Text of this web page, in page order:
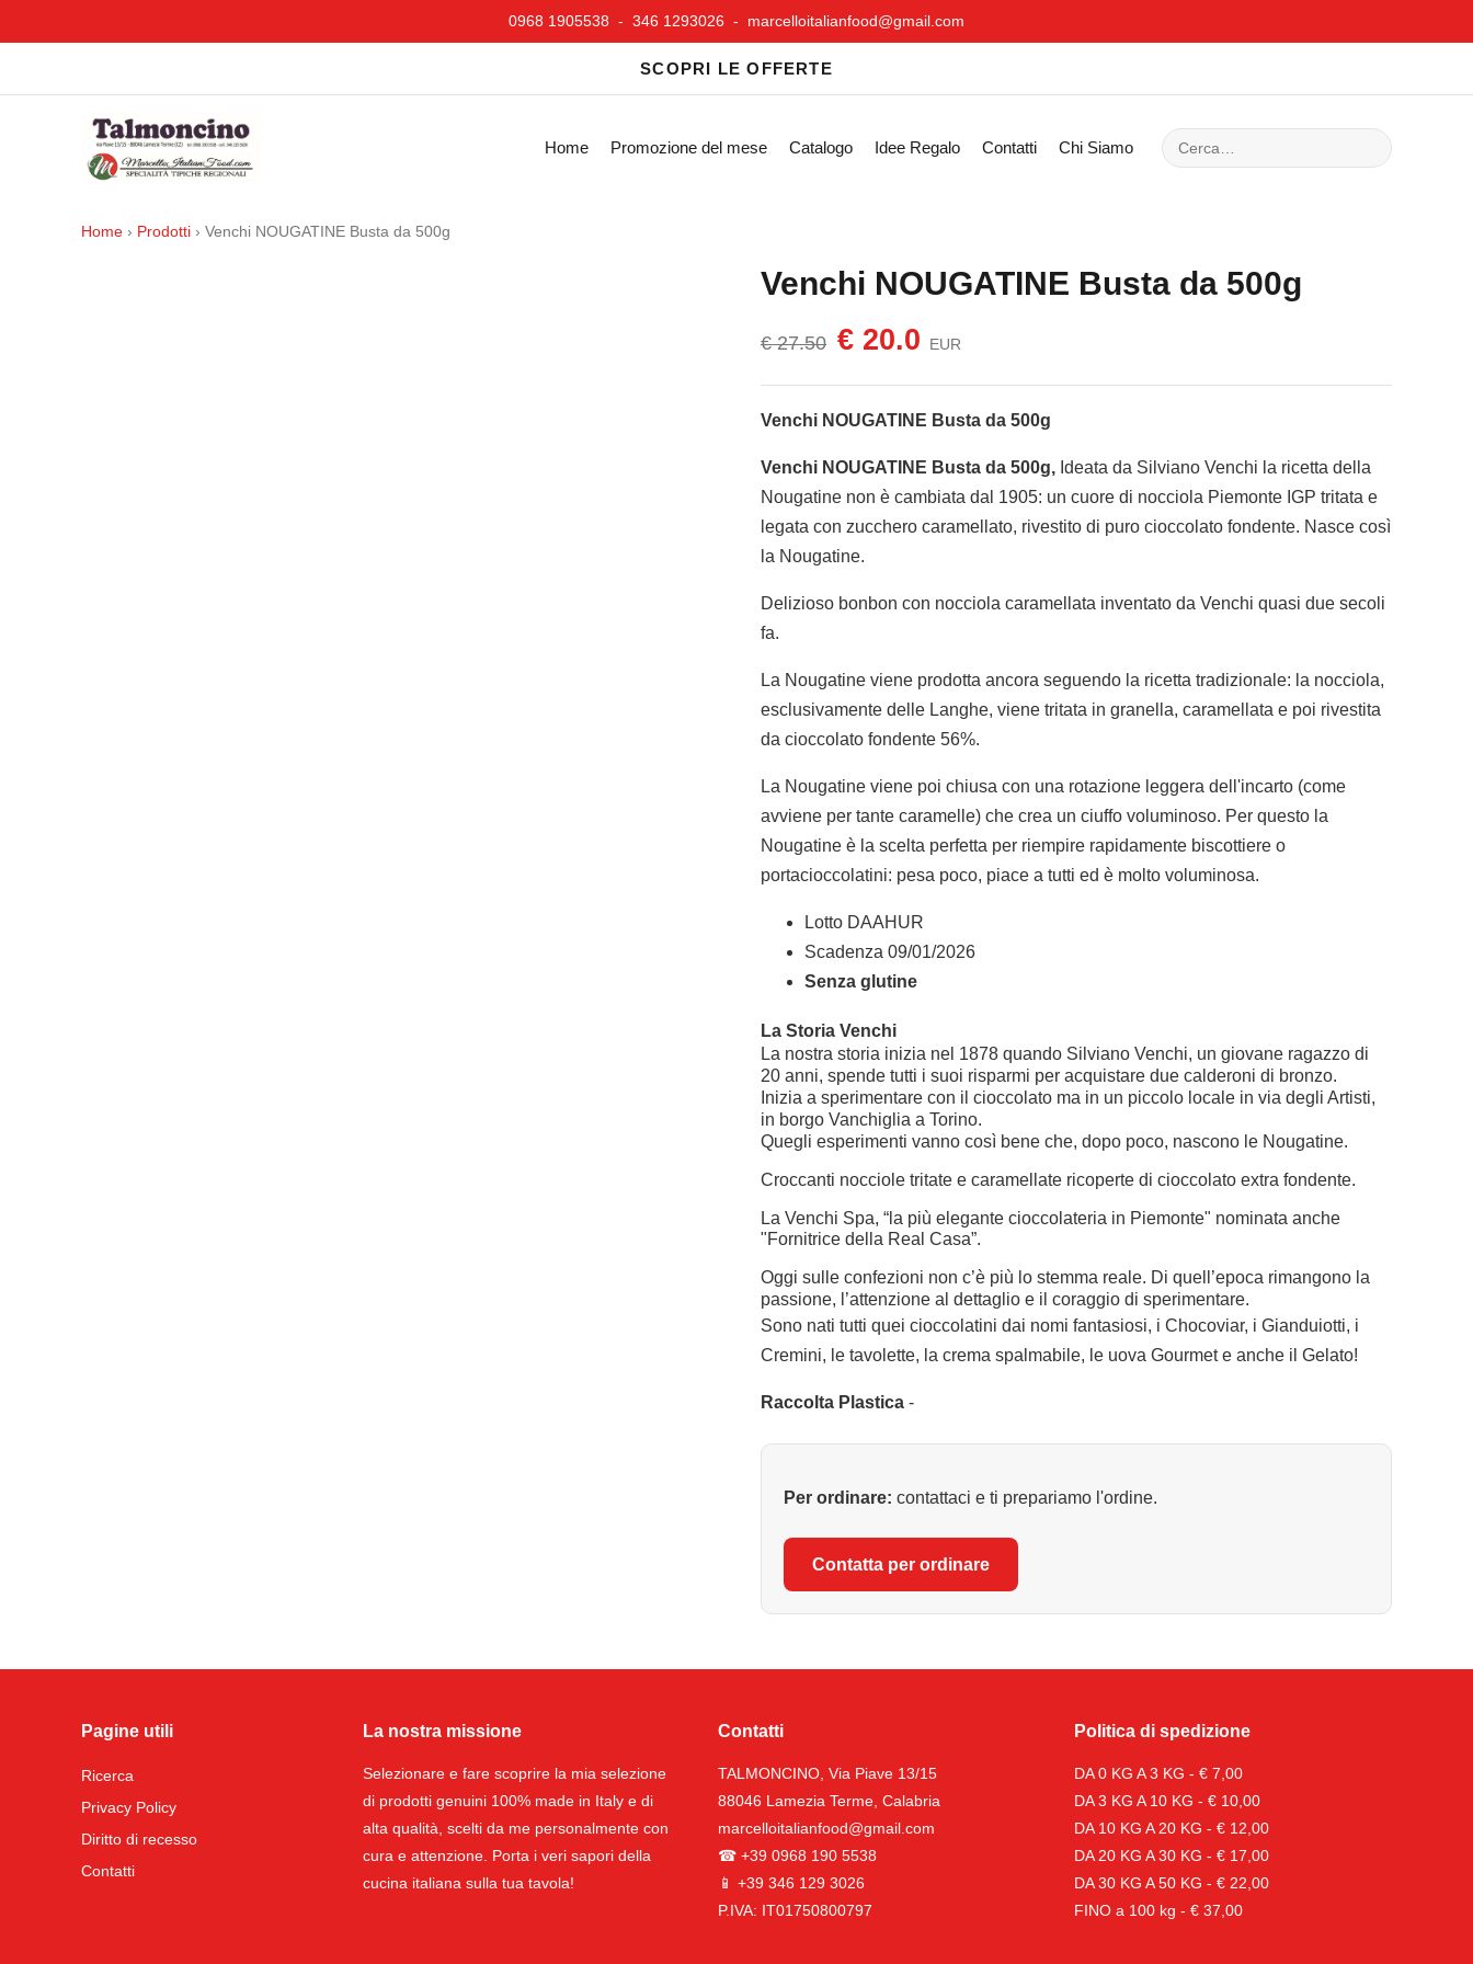
0968 1905538 - 346 1293026 - marcelloitalianfood@gmail.com
SCOPRI LE OFFERTE
Home Promozione del mese Catalogo Idee Regalo Contatti Chi Siamo
Home › Prodotti › Venchi NOUGATINE Busta da 500g
Venchi NOUGATINE Busta da 500g
€ 27.50 € 20.0 EUR
Venchi NOUGATINE Busta da 500g
Venchi NOUGATINE Busta da 500g, Ideata da Silviano Venchi la ricetta della
Nougatine non è cambiata dal 1905: un cuore di nocciola Piemonte IGP tritata e
legata con zucchero caramellato, rivestito di puro cioccolato fondente. Nasce così
la Nougatine.
Delizioso bonbon con nocciola caramellata inventato da Venchi quasi due secoli
fa.
La Nougatine viene prodotta ancora seguendo la ricetta tradizionale: la nocciola,
esclusivamente delle Langhe, viene tritata in granella, caramellata e poi rivestita
da cioccolato fondente 56%.
La Nougatine viene poi chiusa con una rotazione leggera dell'incarto (come
avviene per tante caramelle) che crea un ciuffo voluminoso. Per questo la
Nougatine è la scelta perfetta per riempire rapidamente biscottiere o
portacioccolatini: pesa poco, piace a tutti ed è molto voluminosa.
Lotto DAAHUR
Scadenza 09/01/2026
Senza glutine
La Storia Venchi
La nostra storia inizia nel 1878 quando Silviano Venchi, un giovane ragazzo di
20 anni, spende tutti i suoi risparmi per acquistare due calderoni di bronzo.
Inizia a sperimentare con il cioccolato ma in un piccolo locale in via degli Artisti,
in borgo Vanchiglia a Torino.
Quegli esperimenti vanno così bene che, dopo poco, nascono le Nougatine.
Croccanti nocciole tritate e caramellate ricoperte di cioccolato extra fondente.
La Venchi Spa, “la più elegante cioccolateria in Piemonte" nominata anche
"Fornitrice della Real Casa”.
Oggi sulle confezioni non c’è più lo stemma reale. Di quell’epoca rimangono la
passione, l’attenzione al dettaglio e il coraggio di sperimentare.​
Sono nati tutti quei cioccolatini dai nomi fantasiosi, i Chocoviar, i Gianduiotti, i
Cremini, le tavolette, la crema spalmabile, le uova Gourmet e anche il Gelato!
Raccolta Plastica -
Per ordinare: contattaci e ti prepariamo l'ordine.
Contatta per ordinare
Pagine utili
Ricerca
Privacy Policy
Diritto di recesso
Contatti
La nostra missione
Selezionare e fare scoprire la mia selezione
di prodotti genuini 100% made in Italy e di
alta qualità, scelti da me personalmente con
cura e attenzione. Porta i veri sapori della
cucina italiana sulla tua tavola!
Contatti
TALMONCINO, Via Piave 13/15
88046 Lamezia Terme, Calabria
marcelloitalianfood@gmail.com
☎ +39 0968 190 5538
📱 +39 346 129 3026
P.IVA: IT01750800797
Politica di spedizione
DA 0 KG A 3 KG - € 7,00
DA 3 KG A 10 KG - € 10,00
DA 10 KG A 20 KG - € 12,00
DA 20 KG A 30 KG - € 17,00
DA 30 KG A 50 KG - € 22,00
FINO a 100 kg - € 37,00